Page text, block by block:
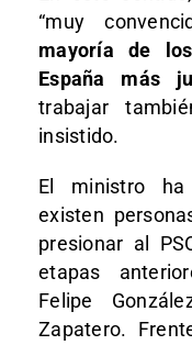
“muy
mayoría de
España más
trabajar
insistido.
El ministro ha
existen
presionar al
etapas
Felipe
Zapatero.